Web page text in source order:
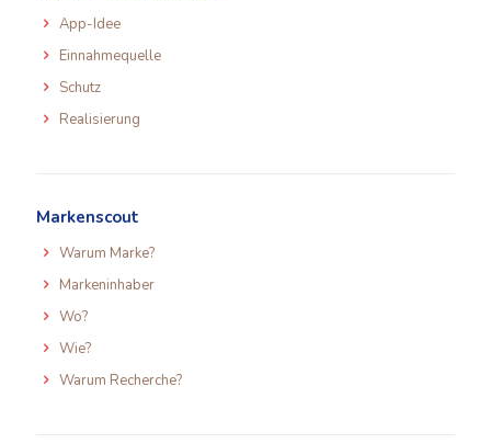
App-Idee
Einnahmequelle
Schutz
Realisierung
Markenscout
Warum Marke?
Markeninhaber
Wo?
Wie?
Warum Recherche?